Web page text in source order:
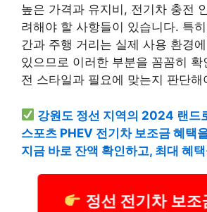
높은 가격과 유지비, 전기차 충전
려해야 할 사항들이 있습니다. 특
간과 주행 거리는 실제 사용 환경
있으므로 이러한 부분을 꼼꼼히 확
전 스타일과 필요에 맞는지 판단해
강원도 정선 지역의 2024 랜드
스포츠 PHEV 전기차 보조금 혜택
지금 바로 잔액 확인하고, 최대 혜
정선 전기차 보조